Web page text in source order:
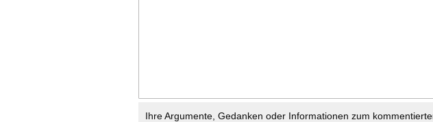
Ihre Argumente, Gedanken oder Informationen zum